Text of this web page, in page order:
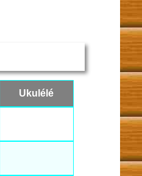
Ukulélé